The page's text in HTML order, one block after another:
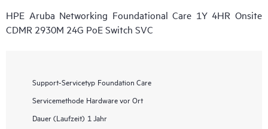
HPE Aruba Networking Foundational Care 1Y 4HR Onsite
CDMR 2930M 24G PoE Switch SVC
Support-Servicetyp Foundation Care
Servicemethode Hardware vor Ort
Dauer (Laufzeit) 1 Jahr